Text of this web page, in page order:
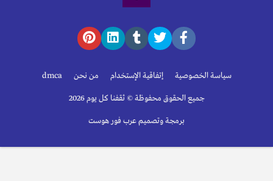
سياسة الخصوصية إتفاقية الإستخدام من نحن dmca
جميع الحقوق محفوظة © ثقفنا كل يوم 2026
برمجة وتصميم عرب فور هوست